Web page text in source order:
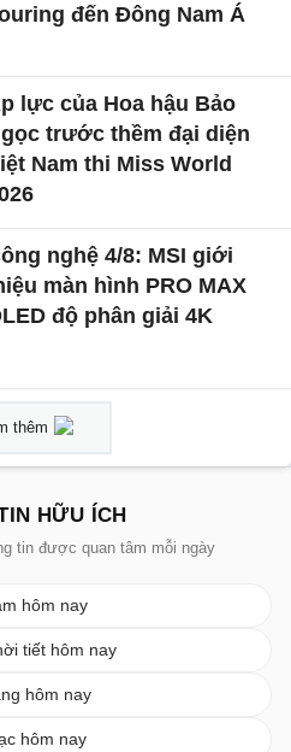
đến Đông Nam Á
lực của Hoa hậu Bảo
trước thềm đại diện
Nam thi Miss World
nghệ 4/8: MSI giới
màn hình PRO MAX
độ phân giải 4K
thêm
HỮU ÍCH
tin được quan tâm mỗi ngày
hôm nay
tiết hôm nay
hôm nay
hôm nay